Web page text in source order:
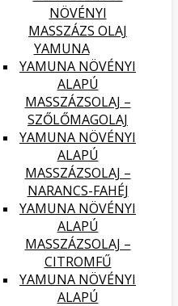
NÖVÉNYI
MASSZÁZS OLAJ
YAMUNA
YAMUNA NÖVÉNYI
ALAPÚ
MASSZÁZSOLAJ –
SZŐLŐMAGOLAJ
YAMUNA NÖVÉNYI
ALAPÚ
MASSZÁZSOLAJ –
NARANCS-FAHÉJ
YAMUNA NÖVÉNYI
ALAPÚ
MASSZÁZSOLAJ –
CITROMFŰ
YAMUNA NÖVÉNYI
ALAPÚ